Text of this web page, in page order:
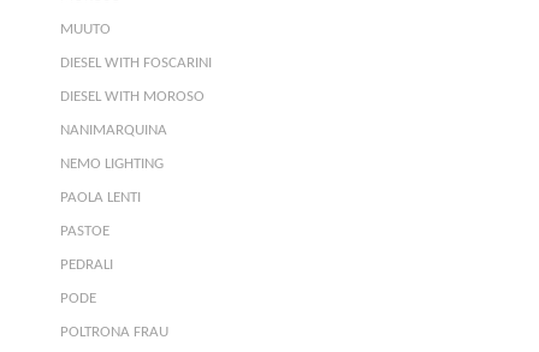
MUUTO
DIESEL WITH FOSCARINI
DIESEL WITH MOROSO
NANIMARQUINA
NEMO LIGHTING
PAOLA LENTI
PASTOE
PEDRALI
PODE
POLTRONA FRAU